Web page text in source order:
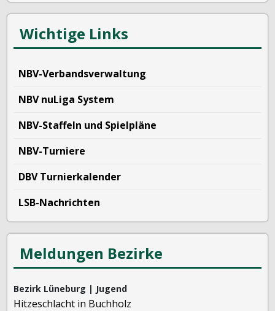
Wichtige Links
NBV-Verbandsverwaltung
NBV nuLiga System
NBV-Staffeln und Spielpläne
NBV-Turniere
DBV Turnierkalender
LSB-Nachrichten
Meldungen Bezirke
Bezirk Lüneburg | Jugend
Hitzeschlacht in Buchholz